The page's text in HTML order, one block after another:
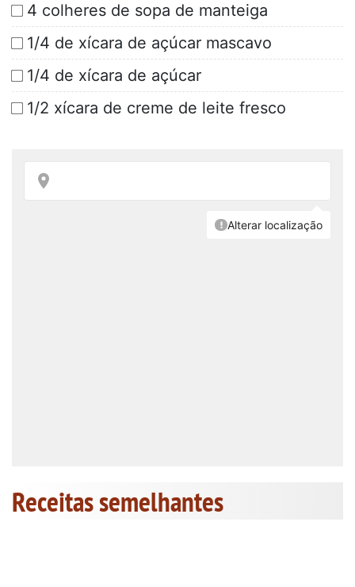
4 colheres de sopa de manteiga
1/4 de xícara de açúcar mascavo
1/4 de xícara de açúcar
1/2 xícara de creme de leite fresco
Receitas semelhantes